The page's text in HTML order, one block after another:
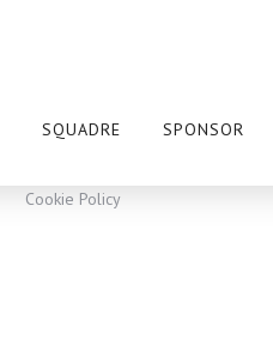
SQUADRE SPONSOR
Cookie Policy